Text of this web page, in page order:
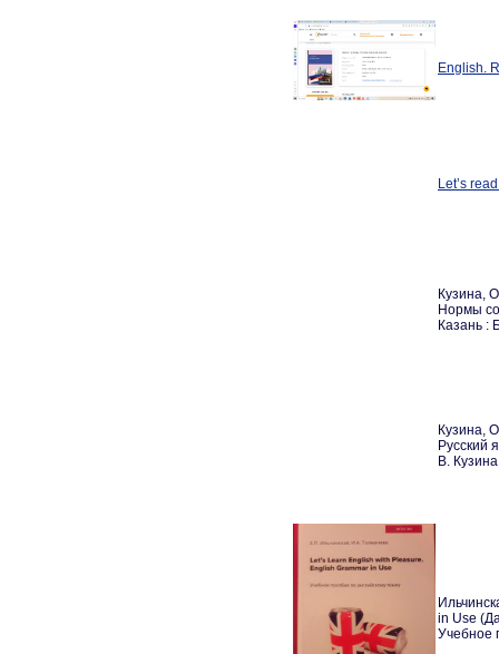
English.
Let’s
Кузина,
Нормы
Казань :
Кузина,
Русский
В.
in Use
Учебное